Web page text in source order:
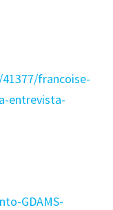
francoise-
entrevista-
GDAMS-